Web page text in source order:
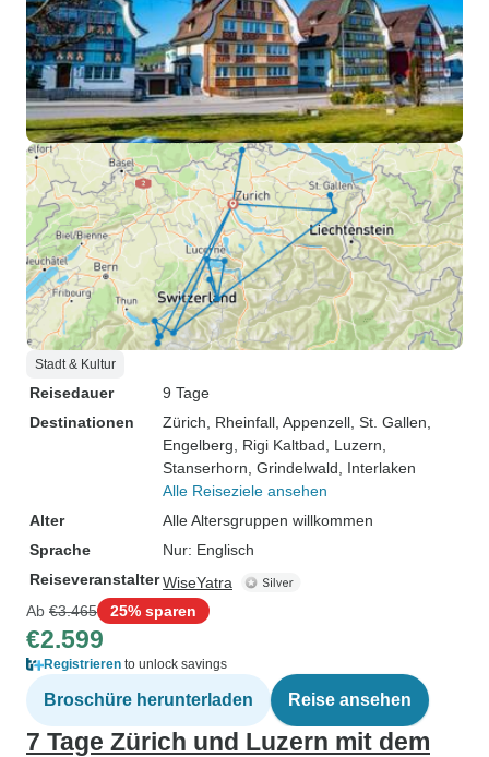
Stadt & Kultur
Reisedauer
9 Tage
Destinationen
Zürich , Rheinfall , Appenzell , St. Gallen
Engelberg , Rigi Kaltbad , Luzern
Stanserhorn , Grindelwald , Interlaken
Alle Reiseziele ansehen
Alter
Alle Altersgruppen willkommen
Sprache
Nur: Englisch
ReiseveranstalterWiseYatra
Ab €3.465 25% sparen
€2.599
Registrieren to unlock savings
Broschüre herunterladen Reise ansehen
7 Tage Zürich und Luzern mit dem